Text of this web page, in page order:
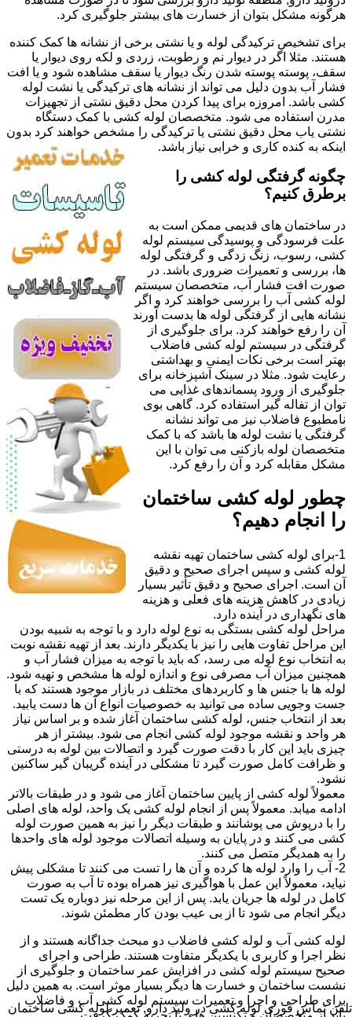
هرگونه مشکل بتوان از خسارت های بیشتر جلوگیری کرد.
برای تشخیص ترکیدگی لوله و یا نشتی برخی از نشانه ها کمک کننده
هستند. مثلا اگر در دیوار نم و رطوبت، زردی و لکه روی دیوار یا
سقف، پوسته پوسته شدن رنگ دیوار یا سقف مشاهده شود و یا افت
فشار آب بدون دلیل می تواند از نشانه های ترکیدگی یا نشت لوله
کشی باشد. امروزه برای پیدا کردن محل دقیق نشتی از تجهیزات
مدرن استفاده می شود. متخصصان لوله کشی با کمک دستگاه
نشتی یاب محل دقیق نشتی یا ترکیدگی را مشخص خواهند کرد بدون
اینکه به کنده کاری و خرابی نیاز باشد.
چگونه گرفتگی لوله کشی را
برطرق کنیم؟
در ساختمان های قدیمی ممکن است به
علت فرسودگی و پوسیدگی سیستم لوله
کشی، رسوب، زنگ زدگی و گرفتگی لوله
ها، بررسی و تعمیرات ضروری باشد. در
صورت افت فشار آب، متخصصان سیستم
لوله کشی آب را بررسی خواهند کرد و اگر
نشانه هایی از گرفتگی لوله ها بدست آورند
آن را رفع خواهند کرد. برای جلوگیری از
گرفتگی در سیستم لوله کشی فاضلاب
بهتر است برخی نکات ایمنی و بهداشتی
رعایت شود. مثلا در سینک آشپزخانه برای
جلوگیری از ورود پسماندهای غذایی می
توان از تفاله گیر استفاده کرد. گاهی بوی
نامطبوع فاضلاب نیز می تواند نشانه
گرفتگی یا نشت لوله ها باشد که با کمک
متخصصان لوله بازکنی می توان با این
مشکل مقابله کرد و آن را رفع کرد.
چطور لوله کشی ساختمان
را انجام دهیم؟
1-برای لوله کشی ساختمان تهیه نقشه
لوله کشی و سپس اجرای صحیح و دقیق
آن است. اجرای صحیح و دقیق تأثیر بسیار
زیادی در کاهش هزینه های فعلی و هزینه
های نگهداری در آینده دارد.
مراحل لوله کشی بستگی به نوع لوله دارد و با توجه به شبیه بودن
این مراحل تفاوت هایی را نیز با یکدیگر دارند. بعد از تهیه نقشه نوبت
به انتخاب نوع لوله می رسد، که باید با توجه به میزان فشار آب و
همچنین میزان آب مصرفی نوع و اندازه لوله ها مشخص و تهیه شود.
لوله ها با جنس ها و کاربردهای مختلف در بازار موجود هستند که با
جست وجویی ساده می توانید به خصوصیات انواع آن ها دست یابید.
بعد از انتخاب جنس، لوله کشی ساختمان آغاز شده و بر اساس نیاز
هر واحد و نقشه موجود لوله کشی انجام می شود. بیشتر از هر
چیزی باید این کار با دقت صورت گیرد و اتصالات بین لوله به درستی
و ظرافت کامل صورت گیرد تا مشکلی در آینده گریبان گیر ساکنین
نشود.
معمولاً لوله کشی از پایین ساختمان آغاز می شود و در طبقات بالاتر
ادامه میابد. معمولاً پس از انجام لوله کشی یک واحد، لوله های اصلی
را با درپوش می پوشانند و طبقات دیگر را نیز به همین صورت لوله
کشی می کنند و در پایان به وسیله اتصالات موجود لوله های واحدها
را به همدیگر متصل می کنند.
2- آب را وارد لوله ها کرده و آن ها را تست می کنند تا مشکلی پیش
نیاید، معمولاً این عمل با هواگیری نیز همراه بوده تا آب به صورت
کامل در لوله ها جریان یابد. پس از این مرحله نیز دوباره یک تست
دیگر انجام می شود تا از بی عیب بودن کار مطمئن شوند.
لوله کشی آب و لوله کشی فاضلاب دو مبحث جداگانه هستند و از
نظر اجرا و کاربری با یکدیگر متفاوت هستند. طراحی و اجرای
صحیح سیستم لوله کشی در افزایش عمر ساختمان و جلوگیری از
نشست ساختمان و خسارت ها دیگر بسیار موثر است. به همین دلیل
برای طراحی و اجرا و تعمیرات سیستم لوله کشی آب و فاضلاب
تلفن تماس فوریلوله کشی در ولید دارو, تعمیر لوله کشی ساختمان